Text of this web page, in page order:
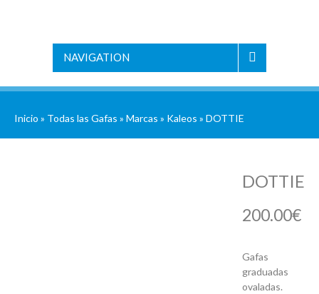
NAVIGATION
Inicio » Todas las Gafas » Marcas » Kaleos » DOTTIE
DOTTIE
200.00€
Gafas
graduadas
ovaladas.